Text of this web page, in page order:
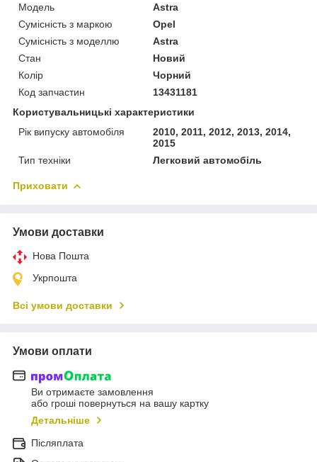
Модель
Astra
Сумісність з маркою
Opel
Сумісність з моделлю
Astra
Стан
Новий
Колір
Чорний
Код запчастин
13431181
Користувальницькі характеристики
Рік випуску автомобіля
2010, 2011, 2012, 2013, 2014,
2015
Тип техніки
Легковий автомобіль
Приховати
Умови доставки
Нова Пошта
Укрпошта
Всі умови доставки
Умови оплати
Ви отримаєте замовлення
або гроші повернуться на вашу картку
Детальніше
Післяплата